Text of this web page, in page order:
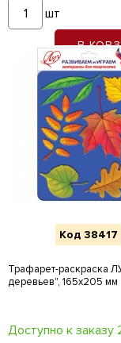
шт
В
Код 38417
Трафарет-раскраска
деревьев", 165х205 мм
Доступно к заказу